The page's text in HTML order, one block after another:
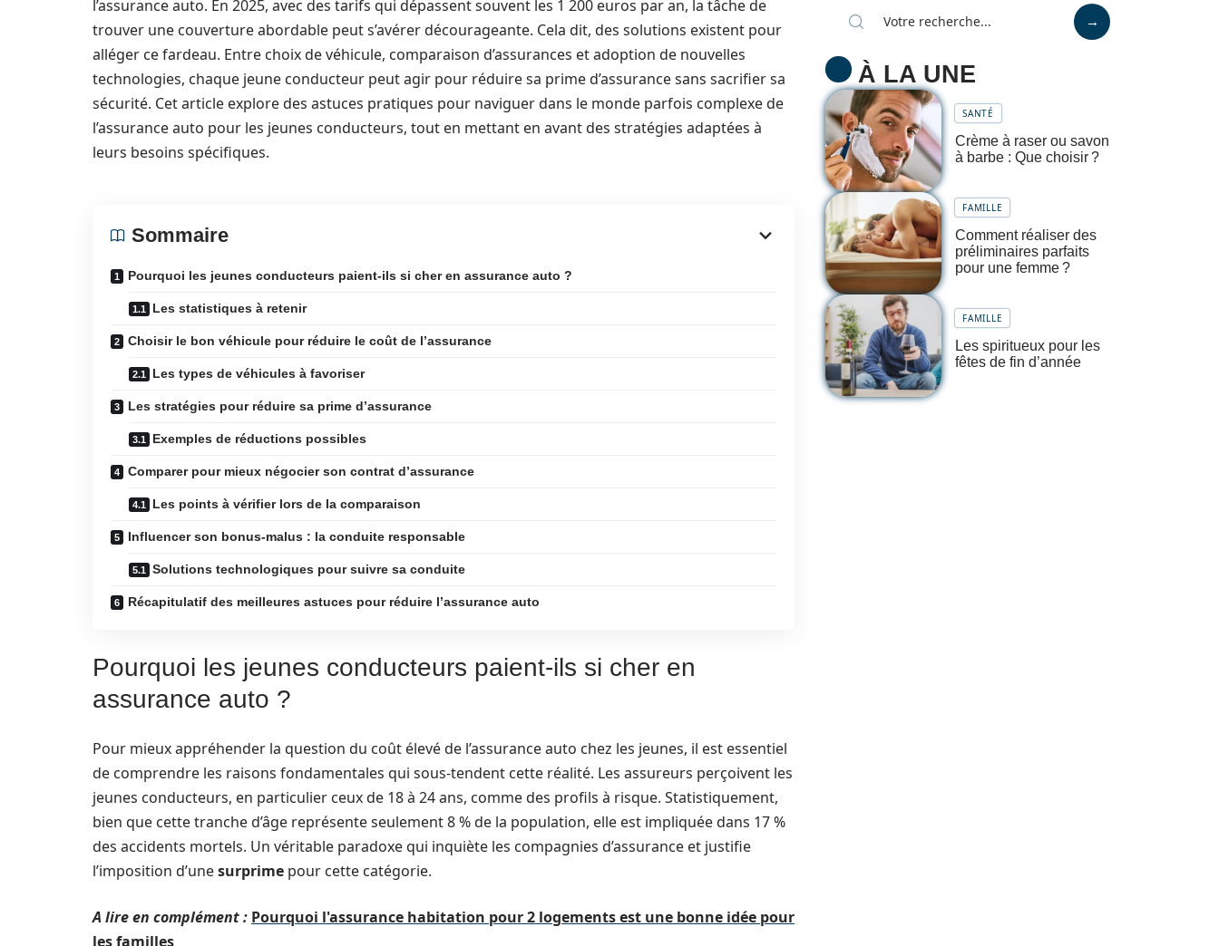
l’assurance auto. En 2025, avec des tarifs qui dépassent souvent les 1 200 euros par an, la tâche de
trouver une couverture abordable peut s’avérer décourageante. Cela dit, des solutions existent pour
alléger ce fardeau. Entre choix de véhicule, comparaison d’assurances et adoption de nouvelles
technologies, chaque jeune conducteur peut agir pour réduire sa prime d’assurance sans sacrifier sa
sécurité. Cet article explore des astuces pratiques pour naviguer dans le monde parfois complexe de
l’assurance auto pour les jeunes conducteurs, tout en mettant en avant des stratégies adaptées à
leurs besoins spécifiques.
Sommaire
Pourquoi les jeunes conducteurs paient-ils si cher en assurance auto ?
Les statistiques à retenir
Choisir le bon véhicule pour réduire le coût de l’assurance
Les types de véhicules à favoriser
Les stratégies pour réduire sa prime d’assurance
Exemples de réductions possibles
Comparer pour mieux négocier son contrat d’assurance
Les points à vérifier lors de la comparaison
Influencer son bonus-malus : la conduite responsable
Solutions technologiques pour suivre sa conduite
Récapitulatif des meilleures astuces pour réduire l’assurance auto
Pourquoi les jeunes conducteurs paient-ils si cher en
assurance auto ?
Pour mieux appréhender la question du coût élevé de l’assurance auto chez les jeunes, il est essentiel
de comprendre les raisons fondamentales qui sous-tendent cette réalité. Les assureurs perçoivent les
jeunes conducteurs, en particulier ceux de 18 à 24 ans, comme des profils à risque. Statistiquement,
bien que cette tranche d’âge représente seulement 8 % de la population, elle est impliquée dans 17 %
des accidents mortels. Un véritable paradoxe qui inquiète les compagnies d’assurance et justifie
l’imposition d’unesurprime pour cette catégorie.
A lire en complément : Pourquoi l'assurance habitation pour 2 logements est une bonne idée pour
les familles
À LA UNE
SANTÉ
Crème à raser ou savon
à barbe : Que choisir ?
FAMILLE
Comment réaliser des
préliminaires parfaits
pour une femme ?
FAMILLE
Les spiritueux pour les
fêtes de fin d’année